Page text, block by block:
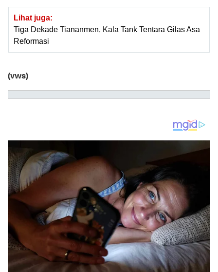
Lihat juga:
Tiga Dekade Tiananmen, Kala Tank Tentara Gilas Asa
Reformasi
(vws)